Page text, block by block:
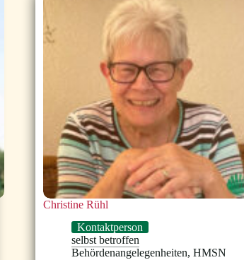
Christine Rühl
Kontaktperson
selbst betroffen
Behördenangelegenheiten,HMSN